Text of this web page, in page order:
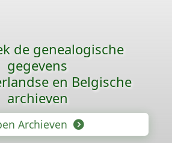
de genealogische
gegevens
en Belgische
archieven
Archieven